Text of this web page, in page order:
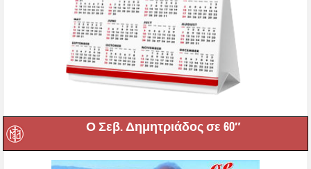
Ο Σεβ. Δημητριάδος σε 60″